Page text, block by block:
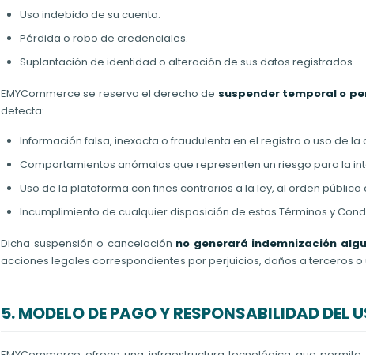
Uso indebido de su cuenta.
Pérdida o robo de credenciales.
Suplantación de identidad o alteración de sus datos registrados.
EMYCommerce se reserva el derecho de suspender temporal o
detecta:
Información falsa, inexacta o fraudulenta en el registro o uso de la
Comportamientos anómalos que representen un riesgo para la
Uso de la plataforma con fines contrarios a la ley, al orden
Incumplimiento de cualquier disposición de estos Términos y
Dicha suspensión o cancelación no generará indemnización
acciones legales correspondientes por perjuicios, daños a terceros
5. MODELO DE PAGO Y RESPONSABILIDAD DEL